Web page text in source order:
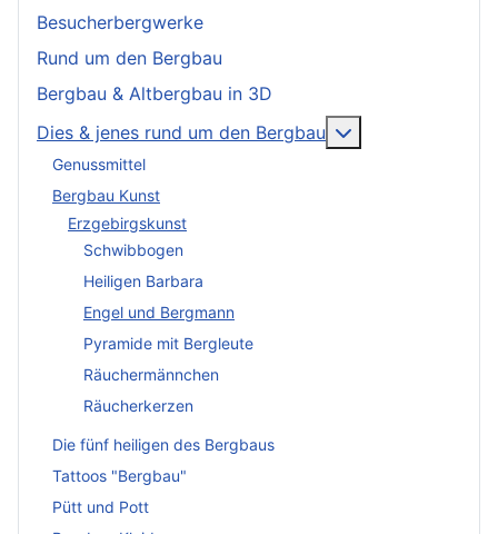
Besucherbergwerke
Rund um den Bergbau
Bergbau & Altbergbau in 3D
Dies & jenes rund um den Bergbau
Genussmittel
Bergbau Kunst
Erzgebirgskunst
Schwibbogen
Heiligen Barbara
Engel und Bergmann
Pyramide mit Bergleute
Räuchermännchen
Räucherkerzen
Die fünf heiligen des Bergbaus
Tattoos "Bergbau"
Pütt und Pott